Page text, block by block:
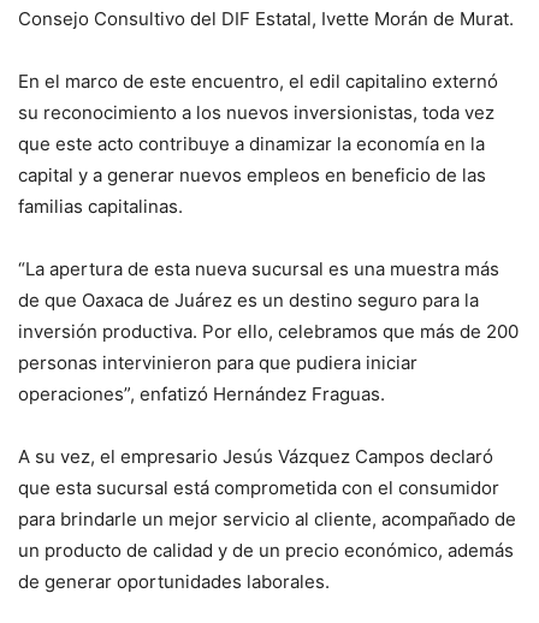
Consejo Consultivo del DIF Estatal, Ivette Morán de Murat.
En el marco de este encuentro, el edil capitalino externó
su reconocimiento a los nuevos inversionistas, toda vez
que este acto contribuye a dinamizar la economía en la
capital y a generar nuevos empleos en beneficio de las
familias capitalinas.
“La apertura de esta nueva sucursal es una muestra más
de que Oaxaca de Juárez es un destino seguro para la
inversión productiva. Por ello, celebramos que más de 200
personas intervinieron para que pudiera iniciar
operaciones”, enfatizó Hernández Fraguas.
A su vez, el empresario Jesús Vázquez Campos declaró
que esta sucursal está comprometida con el consumidor
para brindarle un mejor servicio al cliente, acompañado de
un producto de calidad y de un precio económico, además
de generar oportunidades laborales.